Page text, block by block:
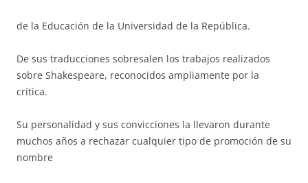
de la Educación de la Universidad de la República.
De sus traducciones sobresalen los trabajos realizados
sobre Shakespeare, reconocidos ampliamente por la
crítica.
Su personalidad y sus convicciones la llevaron durante
muchos años a rechazar cualquier tipo de promoción de su
nombre